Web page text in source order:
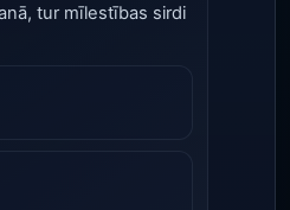
tur mīlestības sirdi